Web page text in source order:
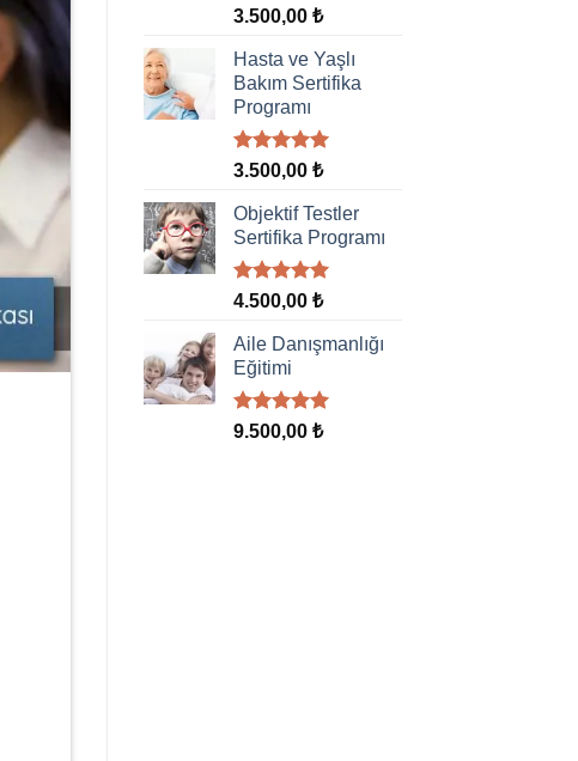
5 üzerinden
oy
aldı
3.500,00 ₺
Hasta ve Yaşlı
Bakım Sertifika
Programı
5 üzerinden
oy
aldı
3.500,00 ₺
Objektif Testler
Sertifika Programı
5 üzerinden
oy
aldı
4.500,00 ₺
Aile Danışmanlığı
Eğitimi
5 üzerinden
oy
9.500,00 ₺